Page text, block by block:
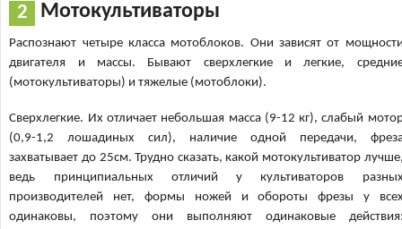
Мотокультиваторы
Распознают четыре класса мотоблоков. Они зависят от
двигателя и массы. Бывают сверхлегкие и легкие,
(мотокультиваторы) и тяжелые (мотоблоки).
Сверхлегкие. Их отличает небольшая масса (9-12 кг), слабый
(0,9-1,2 лошадиных сил), наличие одной передачи,
захватывает до 25см. Трудно сказать, какой мотокультиватор
ведь принципиальных отличий у культиваторов
производителей нет, формы ножей и обороты фрезы у
одинаковы, поэтому они выполняют одинаковые